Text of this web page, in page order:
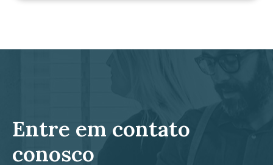
Entre em contato
conosco